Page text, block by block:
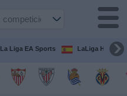
La Liga EA Sports LaLiga